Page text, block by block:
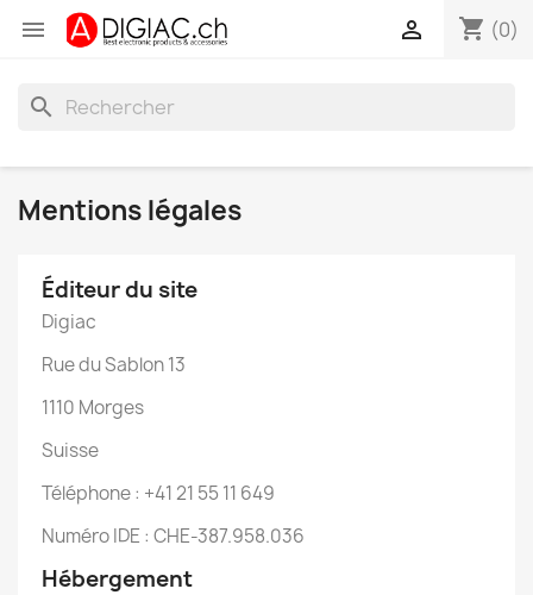
 shopping_cart (0)

search
Mentions légales
Éditeur du site
Digiac
Rue du Sablon 13
1110 Morges
Suisse
Téléphone : +41 21 55 11 649
Numéro IDE : CHE-387.958.036
Hébergement